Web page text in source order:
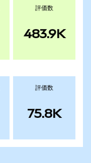
評価数
483.9K
評価数
75.8K